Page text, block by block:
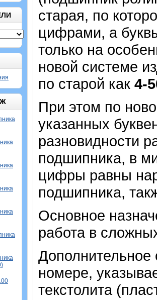
старая, по
цифрами, а
только на
новой системе
по старой как 4-
При этом по
указанных
разновидности
подшипника, в
цифры равны
подшипника,
Основное
работа в
Дополнительное
номере,
текстолита